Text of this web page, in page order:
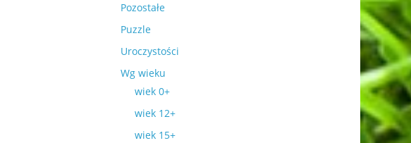
Pozostałe
Puzzle
Uroczystości
Wg wieku
wiek 0+
wiek 12+
wiek 15+